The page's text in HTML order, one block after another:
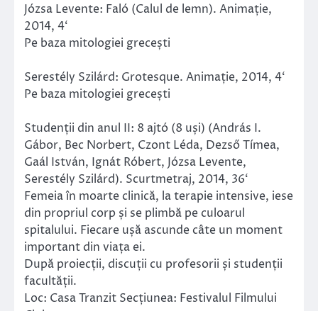
Józsa Levente: Faló (Calul de lemn). Animație,
2014, 4‘
Pe baza mitologiei grecești
Serestély Szilárd: Grotesque. Animație, 2014, 4‘
Pe baza mitologiei grecești
Studenții din anul II: 8 ajtó (8 uși) (András I.
Gábor, Bec Norbert, Czont Léda, Dezső Tímea,
Gaál István, Ignát Róbert, Józsa Levente,
Serestély Szilárd). Scurtmetraj, 2014, 36‘
Femeia în moarte clinică, la terapie intensive, iese
din propriul corp și se plimbă pe culoarul
spitalului. Fiecare ușă ascunde câte un moment
important din viața ei.
După proiecții, discuții cu profesorii și studenții
facultății.
Loc: Casa Tranzit Secțiunea: Festivalul Filmului